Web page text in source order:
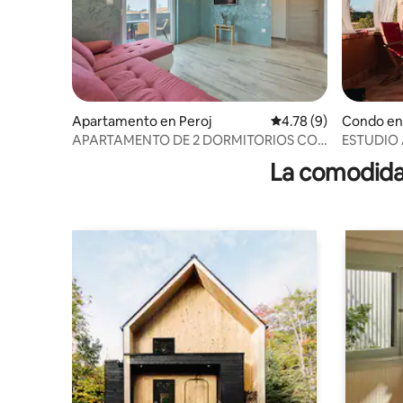
Apartamento en Peroj Calificación
4.78 (9)
APARTAMENTO DE 2 DORMITORIOS CON
Condo
La